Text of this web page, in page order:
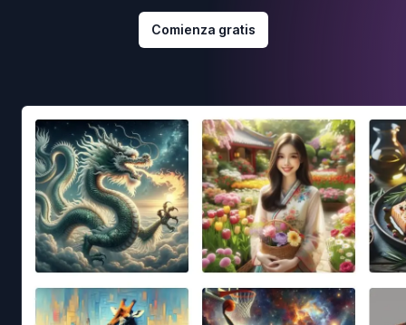
Comienza gratis